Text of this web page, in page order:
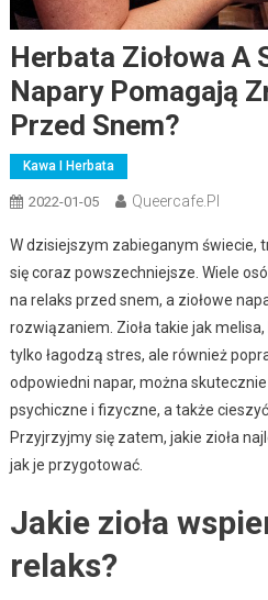
Herbata Ziołowa A
Napary Pomagają
Przed Snem?
Kawa I Herbata
2022-01-05 Queercafe.pl
W dzisiejszym zabieganym świecie,
się coraz powszechniejsze. Wiele
na relaks przed snem, a ziołowe
rozwiązaniem. Zioła takie jak
tylko łagodzą stres, ale również
odpowiedni napar, można
psychiczne i fizyczne, a także
Przyjrzyjmy się zatem, jakie zioła
jak je przygotować.
Jakie zioła
relaks?